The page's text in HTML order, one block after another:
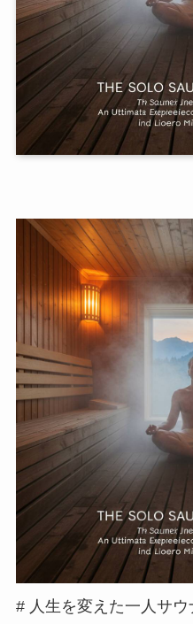
# 人生を変えた一人サ